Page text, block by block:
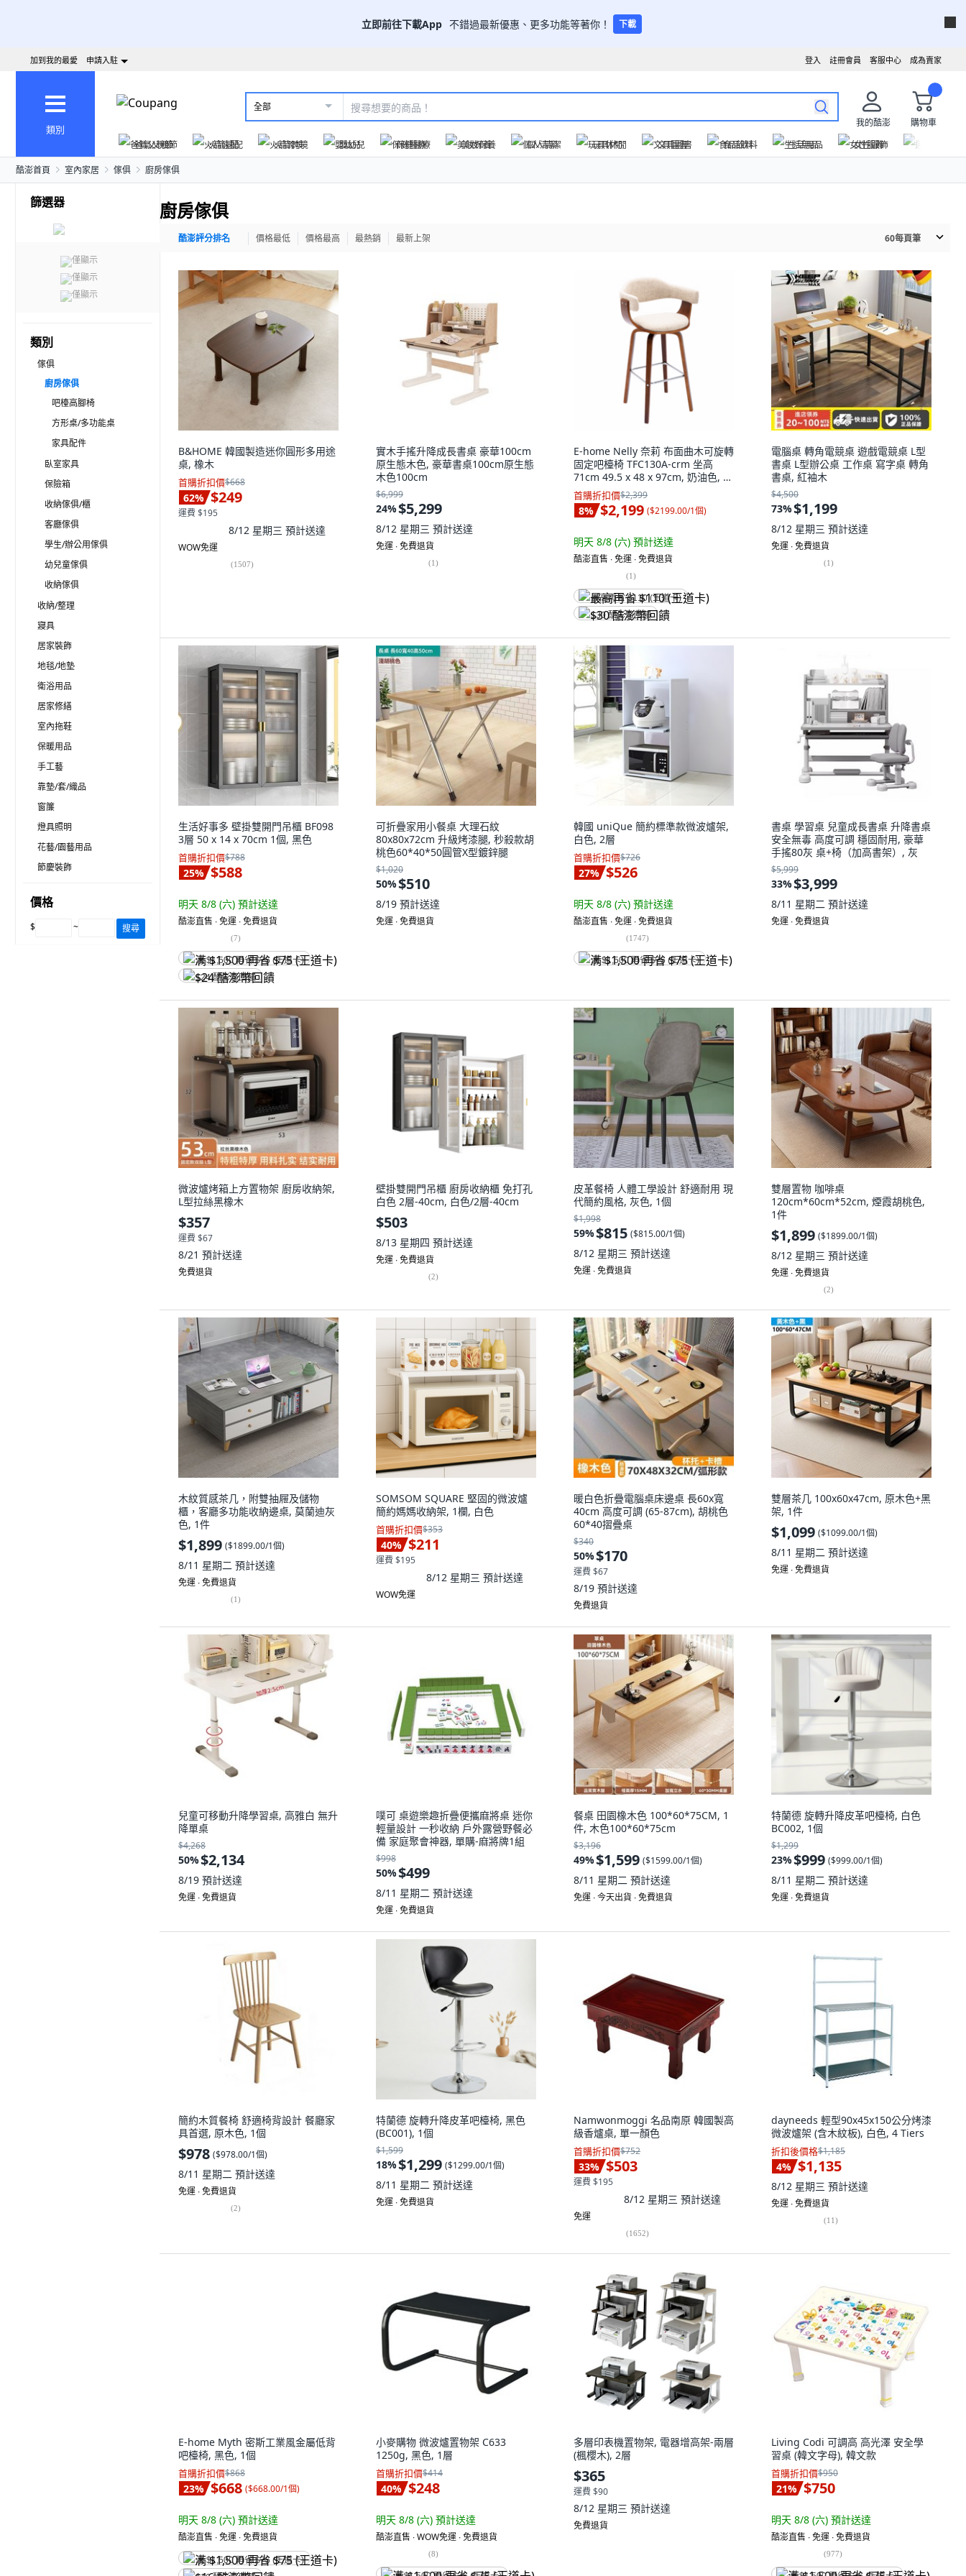
立即前往下載App 不錯過最新優惠、更多功能等著你！ 下載
成為賣家
客服中心
註冊會員
登入
加到我的最愛 申請入駐
類別
全部
我的酷澎
購物車
爸氣父親節
火箭速配 火箭跨境 嬰幼兒 保健醫療 美妝保養 個人清潔 玩具休閒 文具圖書 食品飲料 生活用品 女性服飾
酷澎首頁 室內家居 傢俱 廚房傢俱
篩選器
僅顯示
僅顯示
僅顯示
類別
傢俱
廚房傢俱
吧檯高腳椅
方形桌/多功能桌
家具配件
臥室家具
保險箱
收納傢俱/櫃
客廳傢俱
學生/辦公用傢俱
幼兒童傢俱
收納傢俱
收納/整理
寢具
居家裝飾
地毯/地墊
衛浴用品
居家修繕
室內拖鞋
保暖用品
手工藝
靠墊/套/織品
窗簾
燈具照明
花藝/園藝用品
節慶裝飾
價格
$ ~ 搜尋
廚房傢俱
酷澎評分排名 價格最低 價格最高 最熱銷 最新上架 60每頁筆
B&HOME 韓國製造迷你圓形多用途
桌, 橡木
首購折扣價$668
62% $249
運費 $195
8/12 星期三 預計送達
WOW免運
(1507)
實木手搖升降成長書桌 豪華100cm
原生態木色, 豪華書桌100cm原生態
木色100cm
$6,999
24%$5,299
8/12 星期三 預計送達
免運 ∙ 免費退貨
(1)
E-home Nelly 奈莉 布面曲木可旋轉
固定吧檯椅 TFC130A-crm 坐高
71cm 49.5 x 48 x 97cm, 奶油色, 1
個
首購折扣價$2,399
8% $2,199 ($2199.00/1個)
明天 8/8 (六) 預計送達
酷澎直售 ∙ 免運 ∙ 免費退貨
(1)
最高再省 $110 (王道卡)
$30 酷澎幣回饋
電腦桌 轉角電競桌 遊戲電競桌 L型
書桌 L型辦公桌 工作桌 寫字桌 轉角
書桌, 紅袖木
$4,500
73%$1,199
8/12 星期三 預計送達
免運 ∙ 免費退貨
(1)
生活好事多 壁掛雙開門吊櫃 BF098
3層 50 x 14 x 70cm 1個, 黑色
首購折扣價$788
25% $588
明天 8/8 (六) 預計送達
酷澎直售 ∙ 免運 ∙ 免費退貨
(7)
满 $1,500 再省 $75 (王道卡)
$24 酷澎幣回饋
可折疊家用小餐桌 大理石紋
80x80x72cm 升級烤漆腿, 秒殺款胡
桃色60*40*50圓管X型鍍鋅腿
$1,020
50%$510
8/19 預計送達
免運 ∙ 免費退貨
韓國 uniQue 簡約標準款微波爐架,
白色, 2層
首購折扣價$726
27% $526
明天 8/8 (六) 預計送達
酷澎直售 ∙ 免運 ∙ 免費退貨
(1747)
满 $1,500 再省 $75 (王道卡)
書桌 學習桌 兒童成長書桌 升降書桌
安全無毒 高度可調 穩固耐用, 豪華
手搖80灰 桌+椅（加高書架）, 灰
$5,999
33%$3,999
8/11 星期二 預計送達
免運 ∙ 免費退貨
微波爐烤箱上方置物架 廚房收納架,
L型拉絲黑橡木
$357
運費 $67
8/21 預計送達
免費退貨
壁掛雙開門吊櫃 廚房收納櫃 免打孔
白色 2層-40cm, 白色/2層-40cm
$503
8/13 星期四 預計送達
免運 ∙ 免費退貨
(2)
皮革餐椅 人體工學設計 舒適耐用 現
代簡約風格, 灰色, 1個
$1,998
59%$815 ($815.00/1個)
8/12 星期三 預計送達
免運 ∙ 免費退貨
雙層置物 咖啡桌
120cm*60cm*52cm, 煙霞胡桃色,
1件
$1,899 ($1899.00/1個)
8/12 星期三 預計送達
免運 ∙ 免費退貨
(2)
木紋質感茶几，附雙抽屜及儲物
櫃，客廳多功能收納邊桌, 莫蘭迪灰
色, 1件
$1,899 ($1899.00/1個)
8/11 星期二 預計送達
免運 ∙ 免費退貨
(1)
SOMSOM SQUARE 堅固的微波爐
簡約媽媽收納架, 1欄, 白色
首購折扣價$353
40% $211
運費 $195
8/12 星期三 預計送達
WOW免運
暖白色折疊電腦桌床邊桌 長60x寬
40cm 高度可調 (65-87cm), 胡桃色
60*40摺疊桌
$340
50%$170
運費 $67
8/19 預計送達
免費退貨
雙層茶几 100x60x47cm, 原木色+黑
架, 1件
$1,099 ($1099.00/1個)
8/11 星期二 預計送達
免運 ∙ 免費退貨
兒童可移動升降學習桌, 高雅白 無升
降單桌
$4,268
50%$2,134
8/19 預計送達
免運 ∙ 免費退貨
噗可 桌遊樂趣折疊便攜麻將桌 迷你
輕量設計 一秒收納 戶外露營野餐必
備 家庭聚會神器, 單購-麻將牌1組
$998
50%$499
8/11 星期二 預計送達
免運 ∙ 免費退貨
餐桌 田園橡木色 100*60*75CM, 1
件, 木色100*60*75cm
$3,196
49%$1,599 ($1599.00/1個)
8/11 星期二 預計送達
免運 ∙ 今天出貨 ∙ 免費退貨
特蘭德 旋轉升降皮革吧檯椅, 白色
BC002, 1個
$1,299
23%$999 ($999.00/1個)
8/11 星期二 預計送達
免運 ∙ 免費退貨
簡約木質餐椅 舒適椅背設計 餐廳家
具首選, 原木色, 1個
$978 ($978.00/1個)
8/11 星期二 預計送達
免運 ∙ 免費退貨
(2)
特蘭德 旋轉升降皮革吧檯椅, 黑色
(BC001), 1個
$1,599
18%$1,299 ($1299.00/1個)
8/11 星期二 預計送達
免運 ∙ 免費退貨
Namwonmoggi 名品南原 韓國製高
級香爐桌, 單一顏色
首購折扣價$752
33% $503
運費 $195
8/12 星期三 預計送達
免運
(1652)
dayneeds 輕型90x45x150公分烤漆
微波爐架 (含木紋板), 白色, 4 Tiers
折扣後價格$1,185
4% $1,135
8/12 星期三 預計送達
免運 ∙ 免費退貨
(11)
$16 酷澎幣回饋
小麥購物 微波爐置物架 C633
1250g, 黑色, 1層
首購折扣價$414
40% $248
明天 8/8 (六) 預計送達
酷澎直售 ∙ WOW免運 ∙ 免費退貨
(8)
多層印表機置物架, 電器增高架-兩層
(楓櫻木), 2層
$365
運費 $90
8/12 星期三 預計送達
免費退貨
Living Codi 可調高 高光澤 安全學
習桌 (韓文字母), 韓文款
首購折扣價$950
21% $750
明天 8/8 (六) 預計送達
酷澎直售 ∙ 免運 ∙ 免費退貨
(977)